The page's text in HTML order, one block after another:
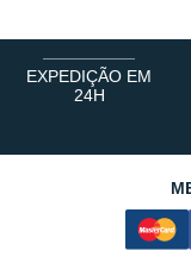
EXPEDIÇÃO EM
24H